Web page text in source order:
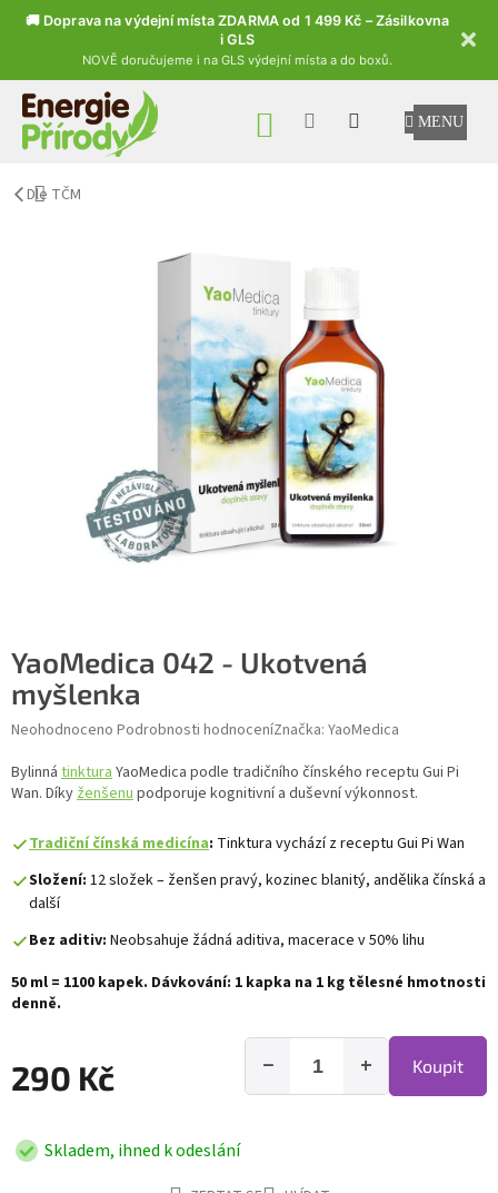
🚚 Doprava na výdejní místa ZDARMA od 1 499 Kč – Zásilkovna
i GLS
NOVĚ doručujeme i na GLS výdejní místa a do boxů.
Přejít na obsah
NÁKUPNÍ KOŠÍK
Dle TČM
YaoMedica 042 - Ukotvená
myšlenka
Průměrné hodnocení produktu je 0,0 z 5 hvězdiček.
Neohodnoceno Podrobnosti hodnoceníZnačka: YaoMedica
Bylinná tinkturaYaoMedica podle tradičního čínského receptu Gui Pi
Wan. Díkyženšenupodporuje kognitivní a duševní výkonnost.
Tradiční čínská medicína: Tinktura vychází z receptu Gui Pi Wan
Složení: 12 složek – ženšen pravý, kozinec blanitý, andělika čínská a
další
Bez aditiv: Neobsahuje žádná aditiva, macerace v 50% lihu
50 ml = 1100 kapek. Dávkování: 1 kapka na 1 kg tělesné hmotnosti
denně.
290 Kč +
− Koupit
Skladem, ihned k odeslání